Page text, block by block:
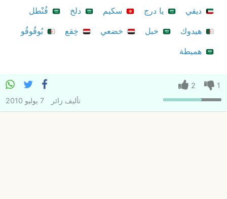
ديقي
يا درج سكيم دلخ
فُنْطل
هيدوك
خبل خضعي خِقع
بُوقُوقُو
هميطة
1
2
تأليف زائر 7 يوليو 2010